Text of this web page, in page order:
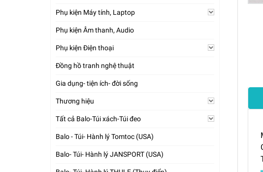
Phụ kiện Máy tính, Laptop
Phụ kiện Âm thanh, Audio
Phụ kiện Điện thoại
Đồng hồ tranh nghệ thuật
Gia dụng- tiện ích- đời sống
Thương hiệu
Tất cả Balo-Túi xách-Túi đeo
Balo - Túi- Hành lý Tomtoc (USA)
Balo- Túi- Hành lý JANSPORT (USA)